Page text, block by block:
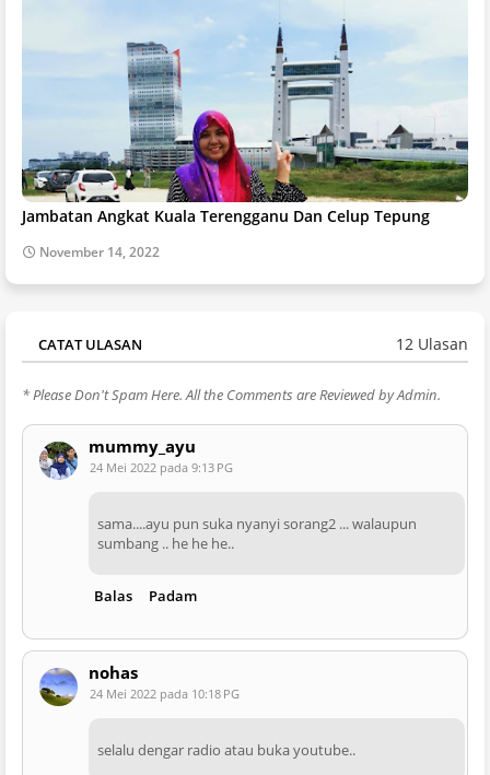
Jambatan Angkat Kuala Terengganu Dan Celup Tepung
November 14, 2022
CATAT ULASAN 12 Ulasan
* Please Don't Spam Here. All the Comments are Reviewed by Admin.
mummy_ayu
24 Mei 2022 pada 9:13 PG
sama....ayu pun suka nyanyi sorang2 ... walaupun
sumbang .. he he he..
Balas Padam
nohas
24 Mei 2022 pada 10:18 PG
selalu dengar radio atau buka youtube..